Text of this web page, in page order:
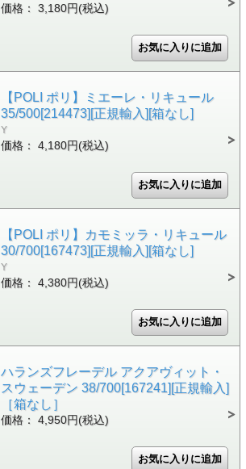
価格： 3,180円(税込)
【POLI ポリ】ミエーレ・リキュール
35/500[214473][正規輸入][箱なし]
Y
価格： 4,180円(税込)
【POLI ポリ】カモミッラ・リキュール
30/700[167473][正規輸入][箱なし]
Y
価格： 4,380円(税込)
ハランズフレーデル アクアヴィット・
スウェーデン 38/700[167241][正規輸入]
［箱なし］
価格： 4,950円(税込)